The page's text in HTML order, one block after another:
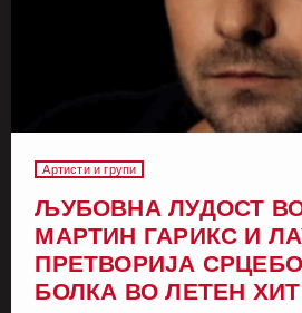
Артисти и групи
ЉУБОВНА ЛУДОСТ
МАРТИН ГАРИКС И
ПРЕТВОРИЈА
БОЛКА ВО ЛЕТЕН ХИТ